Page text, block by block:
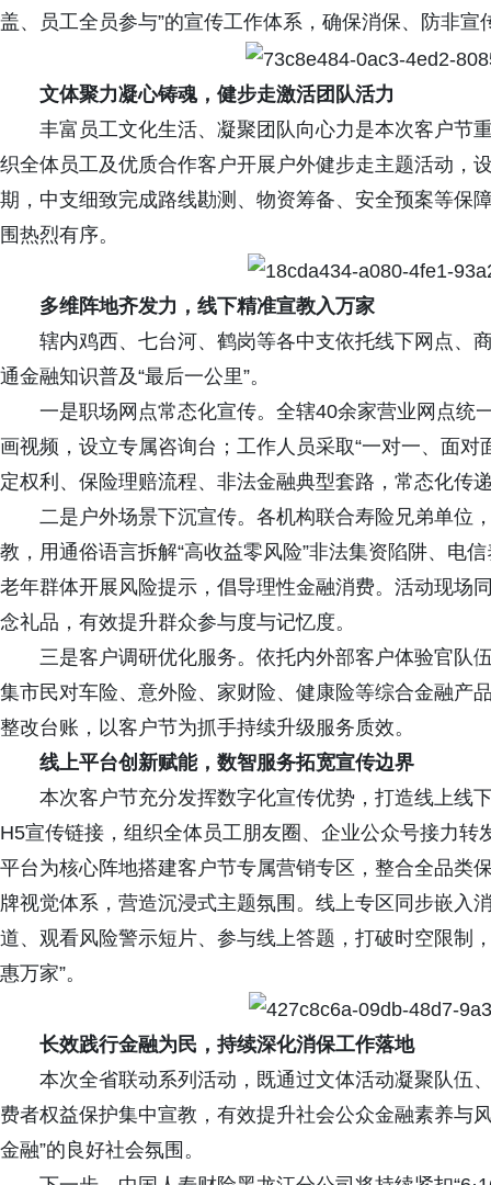
盖、员工全员参与”的宣传工作体系，确保消保、防非宣
文体聚力凝心铸魂，健步走激活团队活力
丰富员工文化生活、凝聚团队向心力是本次客户节
织全体员工及优质合作客户开展户外健步走主题活动，
期，中支细致完成路线勘测、物资筹备、安全预案等保
围热烈有序。
多维阵地齐发力，线下精准宣教入万家
辖内鸡西、 七台河、鹤岗等各中支依托线下网点、
通金融知识普及“最后一公里”。
一是职场网点常态化宣传。全辖40余家营业网点统
画视频，设立专属咨询台；工作人员采取“一对一、面
定权利、保险理赔流程、非法金融典型套路，常态化传
二是户外场景下沉宣传。各机构联合寿险兄弟单位
教，用通俗语言拆解“高收益零风险”非法集资陷阱、电
老年群体开展风险提示，倡导理性金融消费。活动现场
念礼品，有效提升群众参与度与记忆度。
三是客户调研优化服务。依托内外部客户体验官队
集市民对车险、意外险、家财险、健康险等综合金融产
整改台账，以客户节为抓手持续升级服务质效。
线上平台创新赋能，数智服务拓宽宣传边界
本次客户节充分发挥数字化宣传优势，打造线上线
H5宣传链接，组织全体员工朋友圈、企业公众号接力转
平台为核心阵地搭建客户节专属营销专区，整合全品类
牌视觉体系，营造沉浸式主题氛围。线上专区同步嵌入
道、观看风险警示短片、参与线上答题，打破时空限制
惠万家”。
长效践行金融为民，持续深化消保工作落地
本次全省联动系列活动，既通过文体活动凝聚队伍
费者权益保护集中宣教，有效提升社会公众金融素养与
金融”的良好社会氛围 。